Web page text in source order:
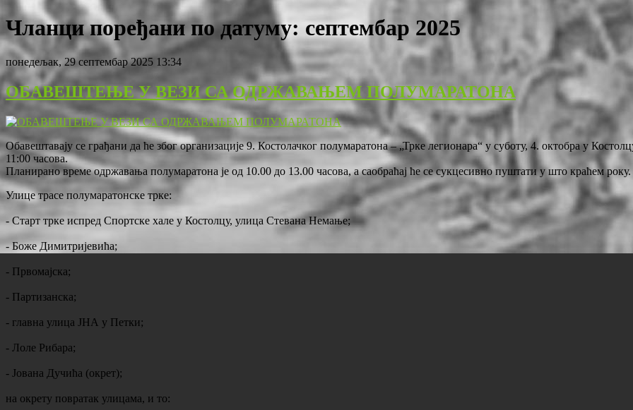
Чланци поређани по датуму: септембар 2025
понедељак, 29 септембар 2025 13:34
ОБАВЕШТЕЊЕ У ВЕЗИ СА ОДРЖАВАЊЕМ ПОЛУМАРАТОНА
Обавештавају се грађани да ће због организације 9. Костолачког полумаратона – „Трке легионара“ у суботу, 4. октобра у
11:00 часова.
Планирано време одржавања полумаратона је од 10.00 до 13.00 часова, а саобраћај ће се сукцесивно пуштати у што краћем року.
Улице трасе полумаратонске трке:
- Старт трке испред Спортске хале у Костолцу, улица Стевана Немање;
- Боже Димитријевића;
- Првомајска;
- Партизанска;
- главна улица ЈНА у Петки;
- Лоле Рибара;
- Јована Дучића (окрет);
на окрету повратак улицама, и то: